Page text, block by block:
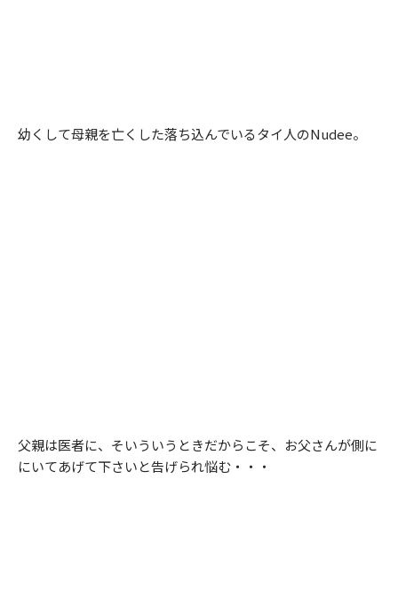
幼くして母親を亡くした落ち込んでいるタイ人のNudee。
父親は医者に、そいういうときだからこそ、お父さんが側に
にいてあげて下さいと告げられ悩む・・・